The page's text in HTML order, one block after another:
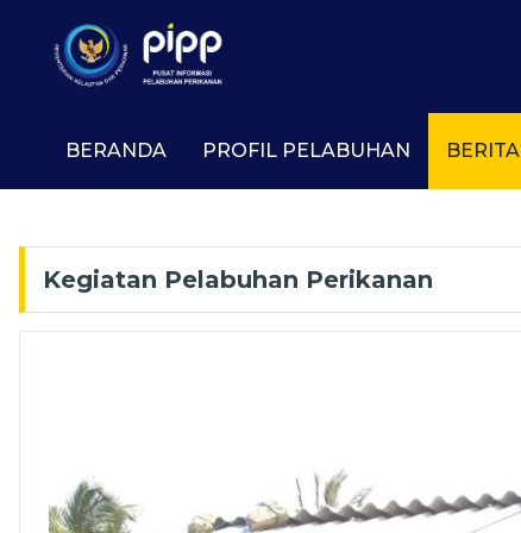
BERANDA PROFIL PELABUHAN BERITA
Kegiatan Pelabuhan Perikanan